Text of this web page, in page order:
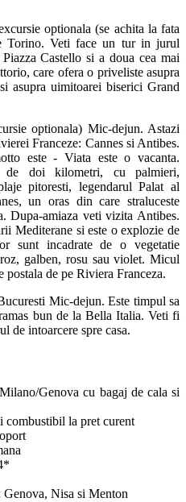
optionala (se achita la fata
Torino. Veti face un tur in jurul
Castello si a doua cea mai
care ofera o priveliste asupra
asupra uimitoarei biserici Grand
optionala) Mic-dejun. Astazi
Franceze: Cannes si Antibes.
este - Viata este o vacanta.
de doi kilometri, cu palmieri,
pitoresti, legendarul Palat al
un oras din care straluceste
Dupa-amiaza veti vizita Antibes.
Mediterane si este o explozie de
sunt incadrate de o vegetatie
galben, rosu sau violet. Micul
de pe Riviera Franceza.
Mic-dejun. Este timpul sa
bun de la Bella Italia. Veti fi
de intoarcere spre casa.
Genova cu bagaj de cala si
combustibil la pret curent
Nisa si Menton